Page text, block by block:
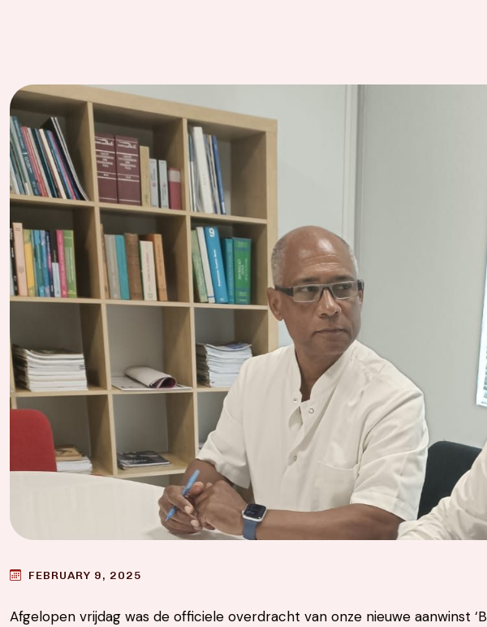
FEBRUARY 9, 2025
Afgelopen vrijdag was de officiele overdracht van onze nieuwe aanwinst